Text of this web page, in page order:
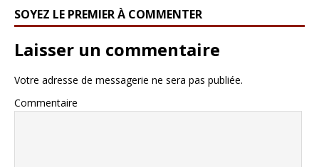
SOYEZ LE PREMIER À COMMENTER
Laisser un commentaire
Votre adresse de messagerie ne sera pas publiée.
Commentaire